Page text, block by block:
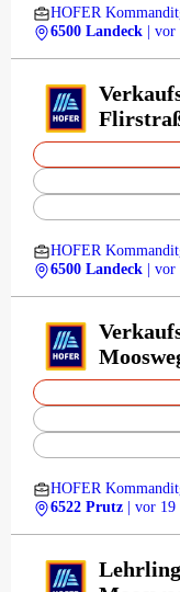
HOFER
6500 Landeck
|
HOFER
6500 Landeck
|
HOFER
6522 Prutz
| vor